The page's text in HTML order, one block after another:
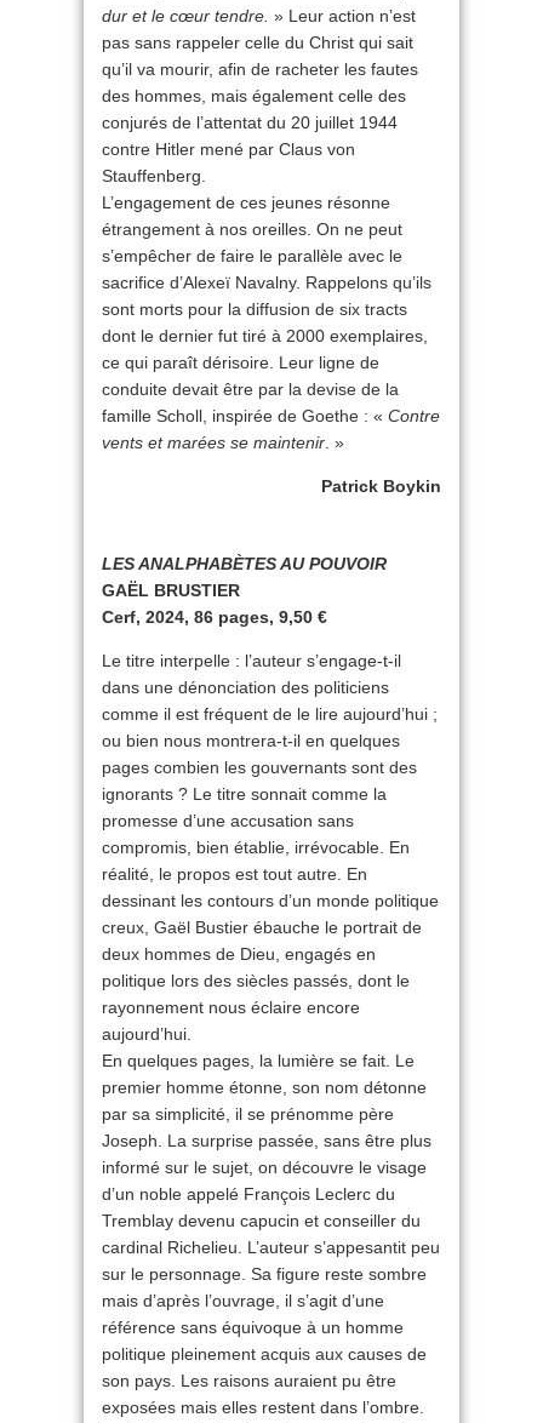
dur et le cœur tendre. » Leur action n’est
pas sans rappeler celle du Christ qui sait
qu’il va mourir, afin de racheter les fautes
des hommes, mais également celle des
conjurés de l’attentat du 20 juillet 1944
contre Hitler mené par Claus von
Stauffenberg.
L’engagement de ces jeunes résonne
étrangement à nos oreilles. On ne peut
s’empêcher de faire le parallèle avec le
sacrifice d’Alexeï Navalny. Rappelons qu’ils
sont morts pour la diffusion de six tracts
dont le dernier fut tiré à 2000 exemplaires,
ce qui paraît dérisoire. Leur ligne de
conduite devait être par la devise de la
famille Scholl, inspirée de Goethe : « Contre
vents et marées se maintenir . »
Patrick Boykin
LES ANALPHABÈTES AU POUVOIR
GAËL BRUSTIER
Cerf, 2024, 86 pages, 9,50 €
Le titre interpelle : l’auteur s’engage-t-il
dans une dénonciation des politiciens
comme il est fréquent de le lire aujourd’hui ;
ou bien nous montrera-t-il en quelques
pages combien les gouvernants sont des
ignorants ? Le titre sonnait comme la
promesse d’une accusation sans
compromis, bien établie, irrévocable. En
réalité, le propos est tout autre. En
dessinant les contours d’un monde politique
creux, Gaël Bustier ébauche le portrait de
deux hommes de Dieu, engagés en
politique lors des siècles passés, dont le
rayonnement nous éclaire encore
aujourd’hui.
En quelques pages, la lumière se fait. Le
premier homme étonne, son nom détonne
par sa simplicité, il se prénomme père
Joseph. La surprise passée, sans être plus
informé sur le sujet, on découvre le visage
d’un noble appelé François Leclerc du
Tremblay devenu capucin et conseiller du
cardinal Richelieu. L’auteur s’appesantit peu
sur le personnage. Sa figure reste sombre
mais d’après l’ouvrage, il s’agit d’une
référence sans équivoque à un homme
politique pleinement acquis aux causes de
son pays. Les raisons auraient pu être
exposées mais elles restent dans l’ombre.